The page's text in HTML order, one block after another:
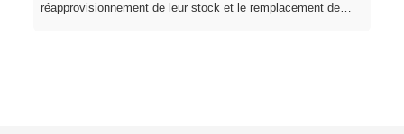
réapprovisionnement de leur stock et le remplacement de…